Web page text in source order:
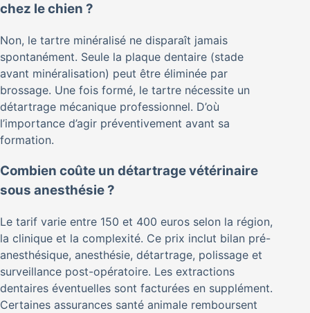
chez le chien ?
Non, le tartre minéralisé ne disparaît jamais
spontanément. Seule la plaque dentaire (stade
avant minéralisation) peut être éliminée par
brossage. Une fois formé, le tartre nécessite un
détartrage mécanique professionnel. D’où
l’importance d’agir préventivement avant sa
formation.
Combien coûte un détartrage vétérinaire
sous anesthésie ?
Le tarif varie entre 150 et 400 euros selon la région,
la clinique et la complexité. Ce prix inclut bilan pré-
anesthésique, anesthésie, détartrage, polissage et
surveillance post-opératoire. Les extractions
dentaires éventuelles sont facturées en supplément.
Certaines assurances santé animale remboursent